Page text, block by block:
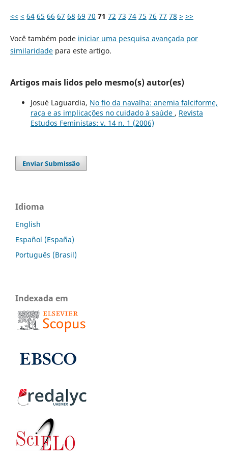
<< < 64 65 66 67 68 69 70 71 72 73 74 75 76 77 78 > >>
Você também pode iniciar uma pesquisa avançada por
similaridadepara este artigo.
Artigos mais lidos pelo mesmo(s) autor(es)
Josué Laguardia, No fio da navalha: anemia falciforme,
raça e as implicações no cuidado à saúde , Revista
Estudos Feministas: v. 14 n. 1 (2006)
Enviar Submissão
Idioma
English
Español (España)
Português (Brasil)
Indexada em